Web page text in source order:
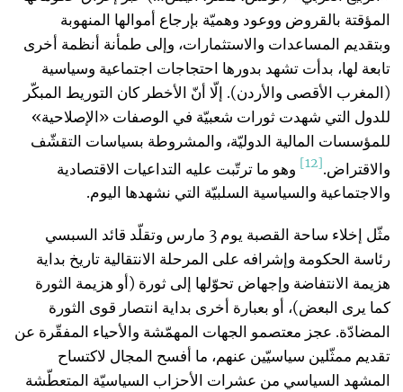
المؤقتة بالقروض ووعود وهميّة بإرجاع أموالها المنهوبة
وبتقديم المساعدات والاستثمارات، وإلى طمأنة أنظمة أخرى
تابعة لها، بدأت تشهد بدورها احتجاجات اجتماعية وسياسية
(المغرب الأقصى والأردن). إلّا أنّ الأخطر كان التوريط المبكّر
للدول التي شهدت ثورات شعبيّة في الوصفات «الإصلاحية»
للمؤسسات المالية الدوليّة، والمشروطة بسياسات التقشّف
والاقتراض.[12]
وهو ما ترتّبت عليه التداعيات الاقتصادية
والاجتماعية والسياسية السلبيّة التي نشهدها اليوم.
مثّل إخلاء ساحة القصبة يوم 3 مارس وتقلّد قائد السبسي
رئاسة الحكومة وإشرافه على المرحلة الانتقالية تاريخ بداية
هزيمة الانتفاضة وإجهاض تحوّلها إلى ثورة (أو هزيمة الثورة
كما يرى البعض)، أو بعبارة أخرى بداية انتصار قوى الثورة
المضادّة. عجز معتصمو الجهات المهمّشة والأحياء المفقّرة عن
تقديم ممثّلين سياسيّين عنهم، ما أفسح المجال لاكتساح
المشهد السياسي من عشرات الأحزاب السياسيّة المتعطّشة